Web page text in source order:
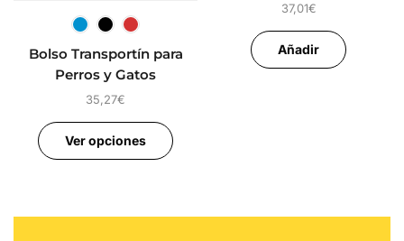
Bolso Transportín para
Perros y Gatos
35,27€
Ver opciones
37,01€
Añadir